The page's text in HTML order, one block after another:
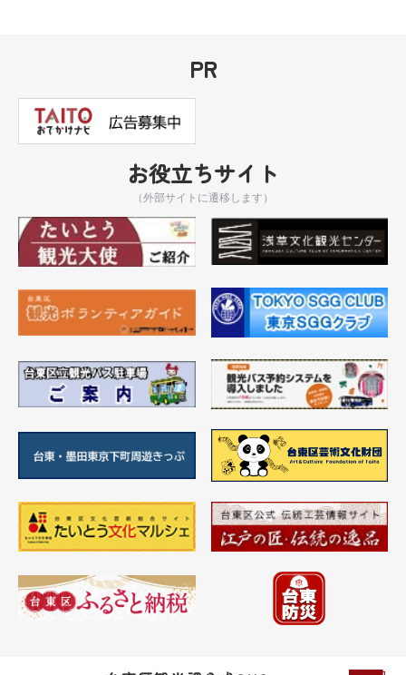
PR
お役立ちサイト
（外部サイトに遷移します）